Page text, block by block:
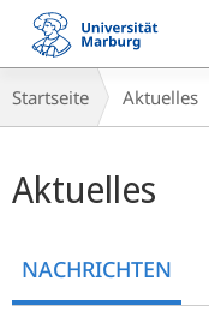
Mobile-
Navigation
Breadcrumb-
Navigation
Startseite Aktuelles
Aktuelles
NACHRICHTEN